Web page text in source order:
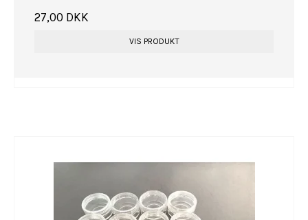
27,00 DKK
VIS PRODUKT